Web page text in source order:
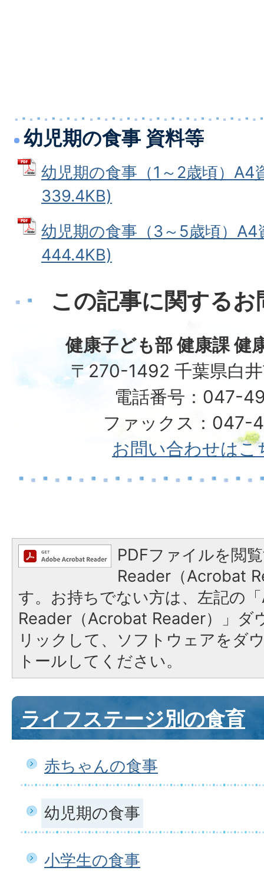
幼児期の食事 資料等
幼児期の食事（1～2歳頃）A4
339.4KB)
幼児期の食事（3～5歳頃）
444.4KB)
この記事に関する
健康子ども部 健康課 健
〒270-1492 千葉県白
電話番号：047-
ファックス：047-
お問い合わせはこ
PDFファイルを閲
Reader（Acrobat
す。お持ちでない方は、左記の
Reader（Acrobat Reader）」ダ
リックして、ソフトウェアをダ
トールしてください。
ライフステージ別の食育
赤ちゃんの食事
幼児期の食事
小学生の食事